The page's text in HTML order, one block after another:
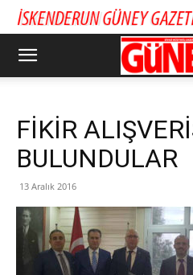
FİKİR
BULUNDULAR
13 Aralık 2016